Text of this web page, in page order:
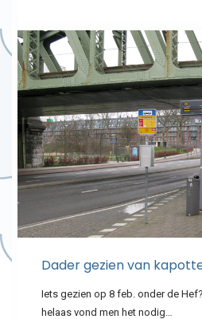
Dader gezien van
Iets gezien op 8 feb. onder de
helaas vond men het nodig…